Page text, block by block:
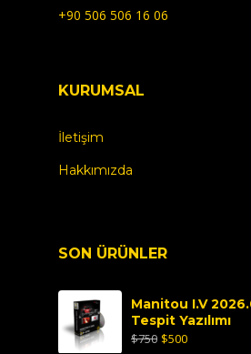
+90 506 506 16 06
KURUMSAL
İletişim
Hakkımızda
SON ÜRÜNLER
Manitou I.V
Tespit Yazılımı
$750 $500